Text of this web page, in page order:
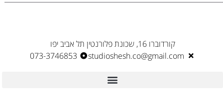
קורדוברו 16, שכונת פלורנטין תל אביב יפו
studioshesh.co@gmail.com
073-3746853